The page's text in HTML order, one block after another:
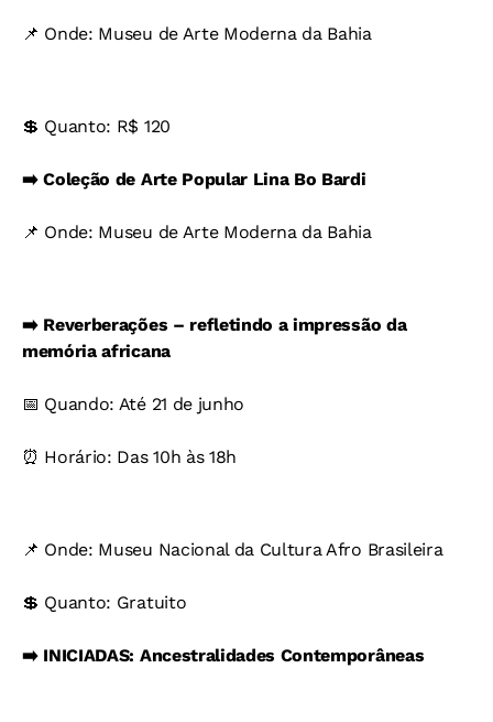
📌 Onde: Museu de Arte Moderna da Bahia
💲 Quanto: R$ 120
➡️ Coleção de Arte Popular Lina Bo Bardi
📌 Onde: Museu de Arte Moderna da Bahia
➡️ Reverberações – refletindo a impressão da
memória africana
📅 Quando: Até 21 de junho
⏰ Horário: Das 10h às 18h
📌 Onde: Museu Nacional da Cultura Afro Brasileira
💲 Quanto: Gratuito
➡️ INICIADAS: Ancestralidades Contemporâneas